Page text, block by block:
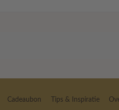
Cadeaubon Tips & Inspiratie